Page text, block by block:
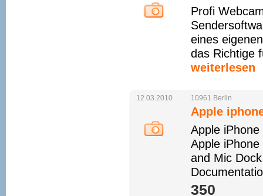
Profi
eines
das Richtige
weiterlesen
12.03.2010 10961 Berlin
Apple
Apple
Apple
and Mic
350 